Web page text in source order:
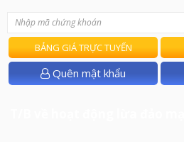
BẢNG GIÁ TRỰC TUYẾN
Quên mật khẩu